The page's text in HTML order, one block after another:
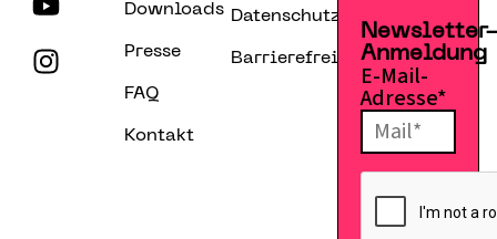
Downloads
Presse
FAQ
Kontakt
Datenschutzerklärung
Barrierefreiheitserklärung
Anmeldung
E-Mail-
Adresse*